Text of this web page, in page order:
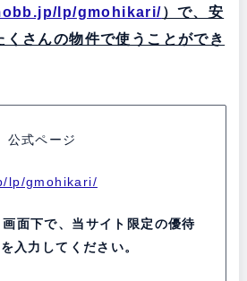
lp/gmohikari/）で、安
くさんの物件で使うことができ
公式ページ
lp/gmohikari/
面下で、当サイト限定の優待
を入力してください。